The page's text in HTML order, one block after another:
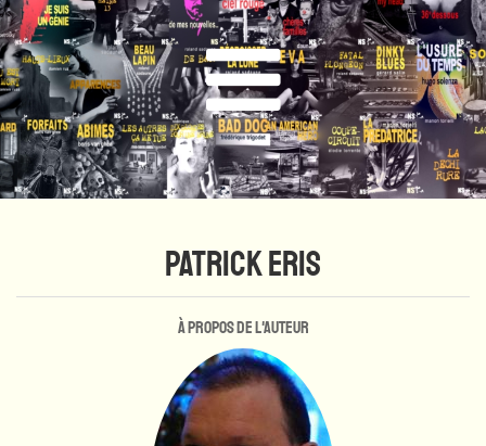
PATRICK ERIS
À propos de l'auteur